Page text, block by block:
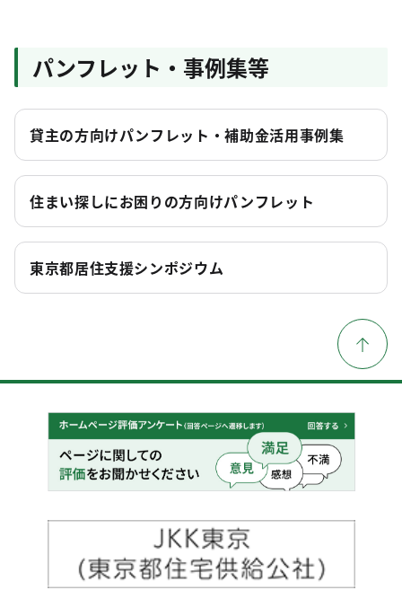
パンフレット・事例集等
貸主の方向けパンフレット・補助金活用事例集
住まい探しにお困りの方向けパンフレット
東京都居住支援シンポジウム